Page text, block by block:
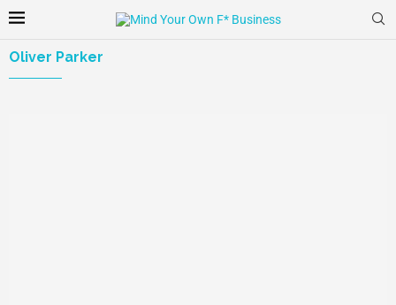
Oliver Parker